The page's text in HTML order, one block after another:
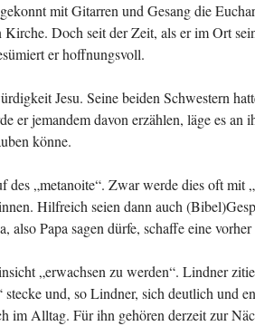
mit Gitarren und Gesang die
Doch seit der Zeit, als er im Ort
er hoffnungsvoll.
Jesu. Seine beiden Schwestern
jemandem davon erzählen, läge es
könne.
des „metanoite“. Zwar werde dies oft
Hilfreich seien dann auch
also Papa sagen dürfe, schaffe eine
„erwachsen zu werden“. Lindner
und, so Lindner, sich deutlich und
im Alltag. Für ihn gehören derzeit zur